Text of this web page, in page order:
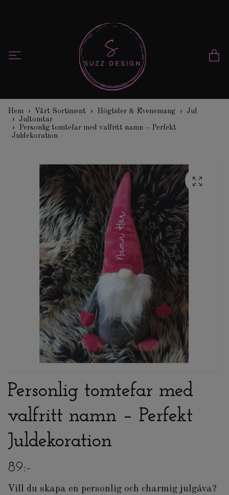
Hem Vårt Sortiment Högtider & Evenemang
Jul
Jultomtar
Personlig tomtefar med valfritt namn – Perfekt
Juldekoration
Personlig tomtefar med
valfritt namn – Perfekt
Juldekoration
89:-
Vill du skapa en personlig och charmig julgåva?